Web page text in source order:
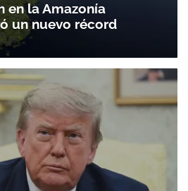
en la Amazonía
un nuevo récord